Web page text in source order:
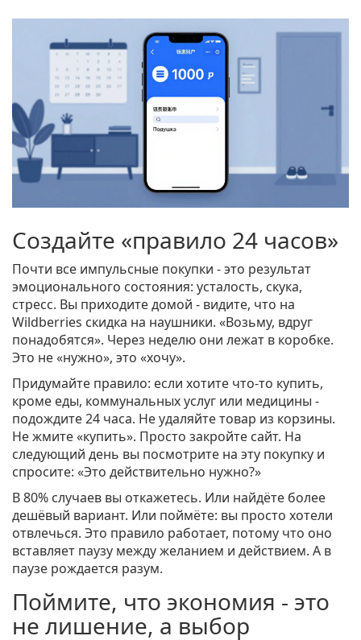
Создайте «правило 24 часов»
Почти все импульсные покупки - это результат
эмоционального состояния: усталость, скука,
стресс. Вы приходите домой - видите, что на
Wildberries скидка на наушники. «Возьму, вдруг
понадобятся». Через неделю они лежат в коробке.
Это не «нужно», это «хочу».
Придумайте правило: если хотите что-то купить,
кроме еды, коммунальных услуг или медицины -
подождите 24 часа. Не удаляйте товар из корзины.
Не жмите «купить». Просто закройте сайт. На
следующий день вы посмотрите на эту покупку и
спросите: «Это действительно нужно?»
В 80% случаев вы откажетесь. Или найдёте более
дешёвый вариант. Или поймёте: вы просто хотели
отвлечься. Это правило работает, потому что оно
вставляет паузу между желанием и действием. А в
паузе рождается разум.
Поймите, что экономия - это
не лишение, а выбор